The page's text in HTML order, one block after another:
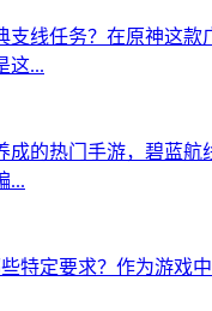
线任务？在原神这
这...
的热门手游，碧蓝
...
特定要求？作为游